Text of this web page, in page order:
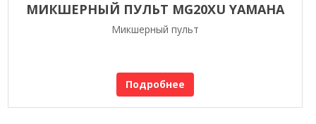
МИКШЕРНЫЙ ПУЛЬТ MG20XU YAMAHA
Микшерный пульт
Подробнее